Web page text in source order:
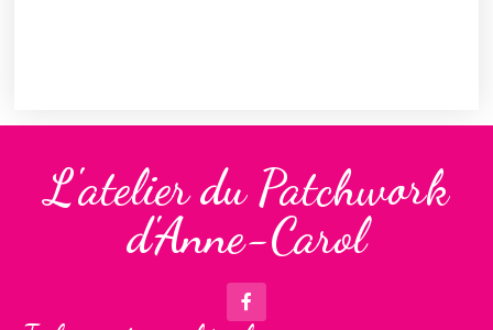
L'atelier du Patchwork
d'Anne-Carol